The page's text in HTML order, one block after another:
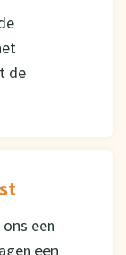
de
een
een